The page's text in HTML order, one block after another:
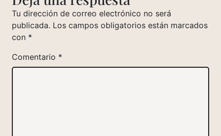
Tu dirección de correo electrónico no será
publicada. Los campos obligatorios están marcados
con *
Comentario *